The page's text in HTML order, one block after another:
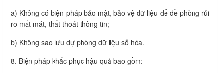
a) Không có biện pháp bảo mật, bảo vệ dữ liệu để đề phòng rủi
ro mất mát, thất thoát thông tin;
b) Không sao lưu dự phòng dữ liệu số hóa.
8. Biện pháp khắc phục hậu quả bao gồm: